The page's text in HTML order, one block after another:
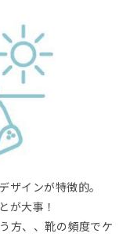
ザインが特徴的。
が大事！
方、、靴の頻度でケ